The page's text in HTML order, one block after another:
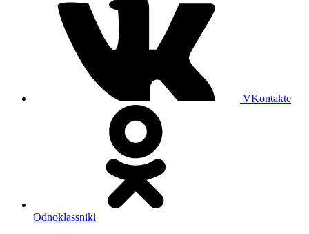
VKontakte
Odnoklassniki